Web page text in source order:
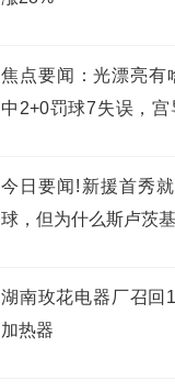
焦点要闻：光漂亮有
中2+0罚球7失误，
今日要闻!新援首秀
球，但为什么斯卢茨
湖南玫花电器厂召回
加热器